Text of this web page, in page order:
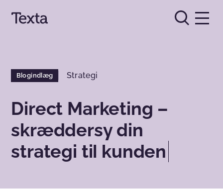
Blogindlæg Strategi
Direct Marketing –
skræddersy din
strategi til kunden